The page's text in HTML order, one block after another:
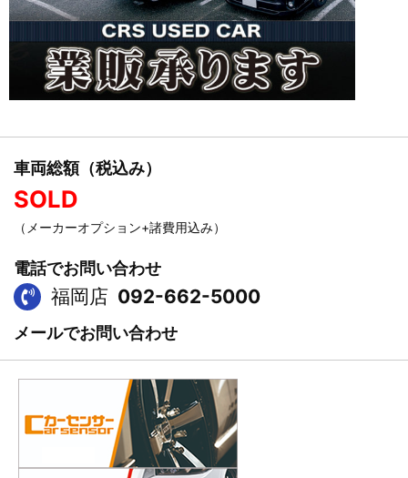
車両総額（税込み）
SOLD
（メーカーオプション+諸費用込み）
電話でお問い合わせ
福岡店 092-662-5000
メールでお問い合わせ